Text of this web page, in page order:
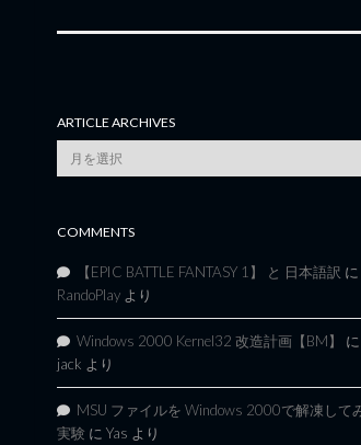
ARTICLE ARCHIVES
Article
Archives
COMMENTS
【EPIC BATTLE FANTASY 1】 と 日本語訳 に
RandoPlay より
Windows 2000 Kernel32 改造計画【BM】
に
jack より
MSU ファイルを Windows 2000で解凍して
実験 に Yas より